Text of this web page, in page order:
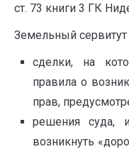
ст. 73 книги 3 ГК
Земельный сервитут
сделки, на
правила о
прав,
решения суда,
возникнуть